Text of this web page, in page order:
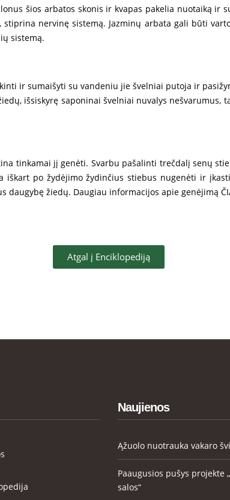
šios arbatos skonis ir kvapas pakelia nuotaiką ir
nervinę sistemą. Jazminų arbata gali būti
sistemą.
ir sumaišyti su vandeniu jie švelniai putoja ir
išsiskyrę saponinai švelniai nuvalys nešvarumus,
tinkamai jį genėti. Svarbu pašalinti trečdalį senų
iškart po žydėjimo žydinčius stiebus nugenėti ir
daugybę žiedų. Daugiau informacijos apie genėjimą
Atgal į Enciklopediją
Naujienos
Ąžuolo nuotrauka vakaro
Paaugusios pušys projekte
salos“